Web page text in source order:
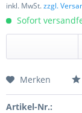
inkl. MwSt.zzgl.
Sofort
Preis
Merken
Artikel-Nr.: